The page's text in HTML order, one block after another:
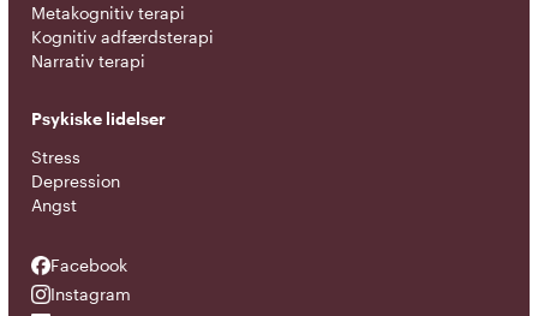
Metakognitiv terapi
Kognitiv adfærdsterapi
Narrativ terapi
Psykiske lidelser
Stress
Depression
Angst
Facebook
Facebook
Instagram
Instagram